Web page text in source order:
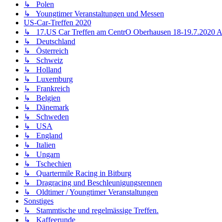
↳ Polen
↳ Youngtimer Veranstaltungen und Messen
US-Car-Treffen 2020
↳ 17.US Car Treffen am CentrO Oberhausen 18-19.7.2020
↳ Deutschland
↳ Österreich
↳ Schweiz
↳ Holland
↳ Luxemburg
↳ Frankreich
↳ Belgien
↳ Dänemark
↳ Schweden
↳ USA
↳ England
↳ Italien
↳ Ungarn
↳ Tschechien
↳ Quartermile Racing in Bitburg
↳ Dragracing und Beschleunigungsrennen
↳ Oldtimer / Youngtimer Veranstaltungen
Sonstiges
↳ Stammtische und regelmässige Treffen.
↳ Kaffeerunde